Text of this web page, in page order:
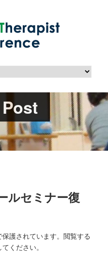
ルセミナー復
護されています。閲覧する
ください。